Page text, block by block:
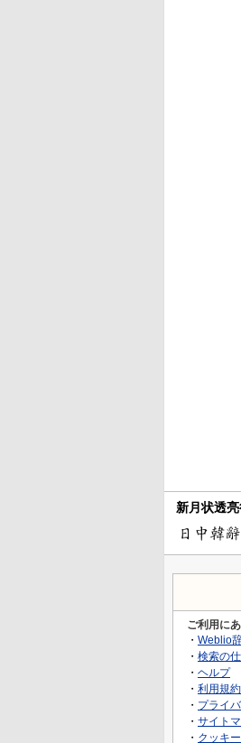
新月状透
ご利用に
・ Weblio
・ 検索の
・ ヘルプ
・ 利用規約
・ プライ
・ サイト
・ クッキ